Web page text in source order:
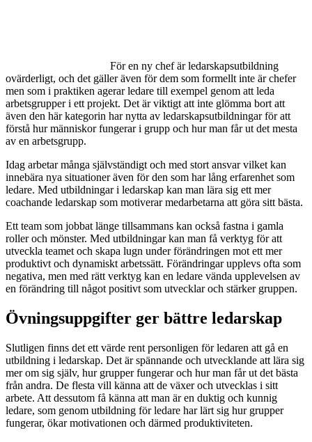
För en ny chef är ledarskapsutbildning
ovärderligt, och det gäller även för dem som formellt inte är chefer
men som i praktiken agerar ledare till exempel genom att leda
arbetsgrupper i ett projekt. Det är viktigt att inte glömma bort att
även den här kategorin har nytta av ledarskapsutbildningar för att
förstå hur människor fungerar i grupp och hur man får ut det mesta
av en arbetsgrupp.
Idag arbetar många självständigt och med stort ansvar vilket kan
innebära nya situationer även för den som har lång erfarenhet som
ledare. Med utbildningar i ledarskap kan man lära sig ett mer
coachande ledarskap som motiverar medarbetarna att göra sitt bästa.
Ett team som jobbat länge tillsammans kan också fastna i gamla
roller och mönster. Med utbildningar kan man få verktyg för att
utveckla teamet och skapa lugn under förändringen mot ett mer
produktivt och dynamiskt arbetssätt. Förändringar upplevs ofta som
negativa, men med rätt verktyg kan en ledare vända upplevelsen av
en förändring till något positivt som utvecklar och stärker gruppen.
Övningsuppgifter ger bättre ledarskap
Slutligen finns det ett värde rent personligen för ledaren att gå en
utbildning i ledarskap. Det är spännande och utvecklande att lära sig
mer om sig själv, hur grupper fungerar och hur man får ut det bästa
från andra. De flesta vill känna att de växer och utvecklas i sitt
arbete. Att dessutom få känna att man är en duktig och kunnig
ledare, som genom utbildning för ledare har lärt sig hur grupper
fungerar, ökar motivationen och därmed produktiviteten.